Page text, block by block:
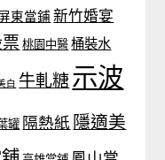
東當鋪 新竹婚宴
桃園中醫 桶裝水
白 牛軋糖示波
罐 隔熱紙 隱適美